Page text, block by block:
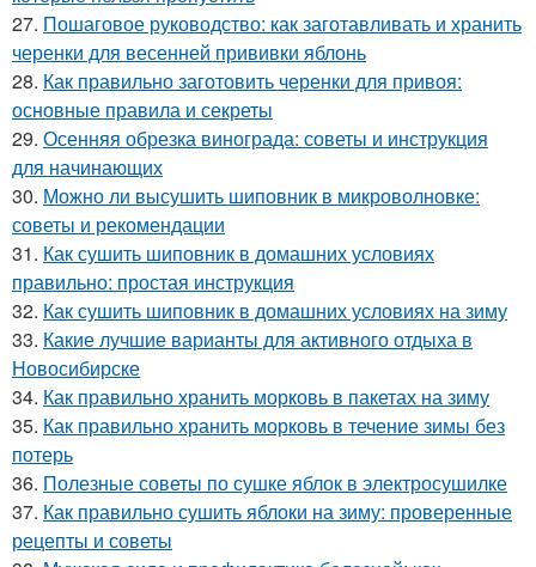
27. Пошаговое руководство: как заготавливать и хранить
черенки для весенней прививки яблонь
28. Как правильно заготовить черенки для привоя:
основные правила и секреты
29. Осенняя обрезка винограда: советы и инструкция
для начинающих
30. Можно ли высушить шиповник в микроволновке:
советы и рекомендации
31. Как сушить шиповник в домашних условиях
правильно: простая инструкция
32. Как сушить шиповник в домашних условиях на зиму
33. Какие лучшие варианты для активного отдыха в
Новосибирске
34. Как правильно хранить морковь в пакетах на зиму
35. Как правильно хранить морковь в течение зимы без
потерь
36. Полезные советы по сушке яблок в электросушилке
37. Как правильно сушить яблоки на зиму: проверенные
рецепты и советы